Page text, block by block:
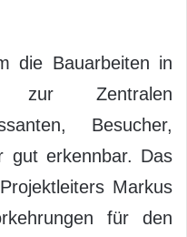
die Bauarbeiten in
zur Zentralen
Besucher,
gut erkennbar. Das
Markus
für den